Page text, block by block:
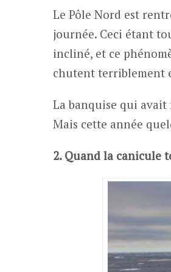
Le Pôle Nord est
journée. Ceci étant
incliné, et ce
chutent terriblement
La banquise qui
Mais cette année
2. Quand la canicule